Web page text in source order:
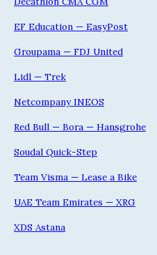
EF Education — EasyPost
Groupama — FDJ United
Lidl — Trek
Netcompany INEOS
Red Bull — Bora — Hansgrohe
Soudal Quick-Step
Team Visma — Lease a Bike
UAE Team Emirates — XRG
XDS Astana